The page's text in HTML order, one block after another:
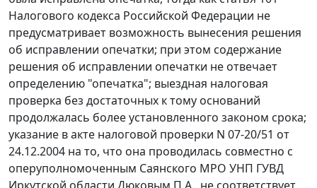
Налогового кодекса Российской Федерации не
предусматривает возможность вынесения решения
об исправлении опечатки; при этом содержание
решения об исправлении опечатки не отвечает
определению "опечатка"; выездная налоговая
проверка без достаточных к тому оснований
продолжалась более установленного законом срока;
указание в акте налоговой проверки N 07-20/51 от
24.12.2004 на то, что она проводилась совместно с
оперуполномоченным Саянского МРО УНП ГУВД